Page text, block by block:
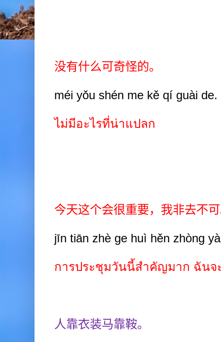
没有什么可奇怪的。
méi yǒu shén me kě qí guài de.
ไม่มีอะไรที่น่าแปลก
今天这个会很重要，我非去不
jīn tiān zhè ge huì hěn zhòng
การประชุมวันนี้สำคัญมาก ฉันจ
人靠衣装马靠鞍。